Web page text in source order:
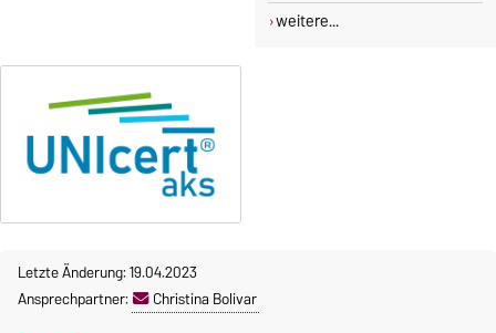
weitere...
Letzte Änderung: 19.04.2023
Ansprechpartner:
Christina Bolivar